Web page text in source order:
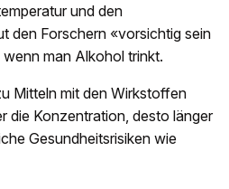
und den
den Forschern «vorsichtig sein
man Alkohol trinkt.
Mitteln mit den Wirkstoffen
die Konzentration, desto länger
Gesundheitsrisiken wie